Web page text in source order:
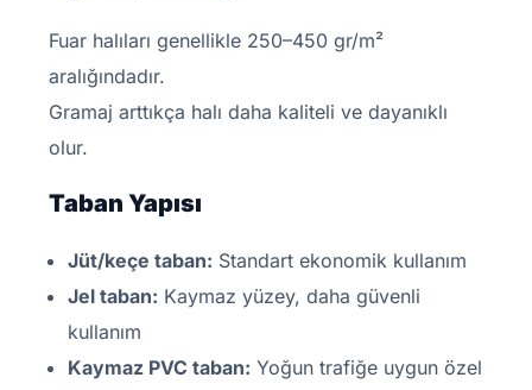
Fuar halıları genellikle 250–450 gr/m²
aralığındadır.
Gramaj arttıkça halı daha kaliteli ve dayanıklı
olur.
Taban Yapısı
Jüt/keçe taban: Standart ekonomik kullanım
Jel taban: Kaymaz yüzey, daha güvenli
kullanım
Kaymaz PVC taban: Yoğun trafiğe uygun özel